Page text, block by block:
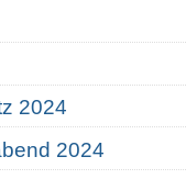
2024
2024